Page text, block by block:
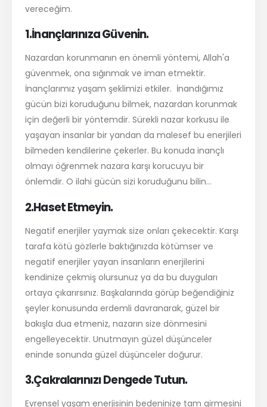
vereceğim.
1.İnançlarınıza Güvenin.
Nazardan korunmanın en önemli yöntemi, Allah'a
güvenmek, ona sığınmak ve iman etmektir.
İnançlarımız yaşam şeklimizi etkiler. İnandığımız
gücün bizi koruduğunu bilmek, nazardan korunmak
için değerli bir yöntemdir. Sürekli nazar korkusu ile
yaşayan insanlar bir yandan da malesef bu enerjileri
bilmeden kendilerine çekerler. Bu konuda inançlı
olmayı öğrenmek nazara karşı korucuyu bir
önlemdir. O ilahi gücün sizi koruduğunu bilin...
2.Haset Etmeyin.
Negatif enerjiler yaymak size onları çekecektir. Karşı
tarafa kötü gözlerle baktığınızda kötümser ve
negatif enerjiler yayan insanların enerjilerini
kendinize çekmiş olursunuz ya da bu duyguları
ortaya çıkarırsınız. Başkalarında görüp beğendiğiniz
şeyler konusunda erdemli davranarak, güzel bir
bakışla dua etmeniz, nazarın size dönmesini
engelleyecektir. Unutmayın güzel düşünceler
eninde sonunda güzel düşünceler doğurur.
3.Çakralarınızı Dengede Tutun.
Evrensel yaşam enerjisinin bedeninize tam girmesini